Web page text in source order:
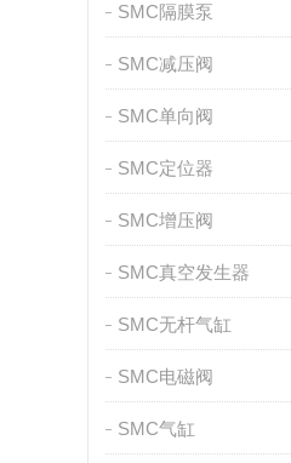
SMC隔膜泵
SMC减压阀
SMC单向阀
SMC定位器
SMC增压阀
SMC真空发生器
SMC无杆气缸
SMC电磁阀
SMC气缸